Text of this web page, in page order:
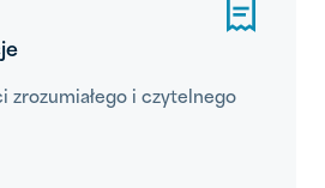
zrozumiałego i czytelnego